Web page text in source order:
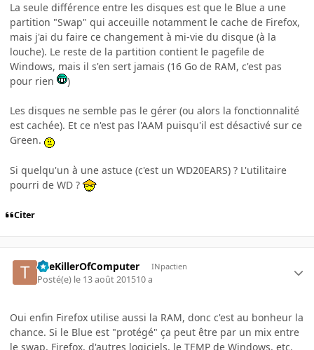
La seule différence entre les disques est que le Blue a une
partition "Swap" qui acceuille notamment le cache de Firefox,
mais j'ai du faire ce changement à mi-vie du disque (à la
louche). Le reste de la partition contient le pagefile de
Windows, mais il s'en sert jamais (16 Go de RAM, c'est pas
pour rien
)
Les disques ne semble pas le gérer (ou alors la fonctionnalité
est cachée). Et ce n'est pas l'AAM puisqu'il est désactivé sur ce
Green.
Si quelqu'un à une astuce (c'est un WD20EARS) ? L'utilitaire
pourri de WD ?
Citer
TheKillerOfComputer INpactien
Posté(e) le 13 août 201510 a
Oui enfin Firefox utilise aussi la RAM, donc c'est au bonheur la
chance. Si le Blue est "protégé" ça peut être par un mix entre
le swap, Firefox, d'autres logiciels, le TEMP de Windows, etc.